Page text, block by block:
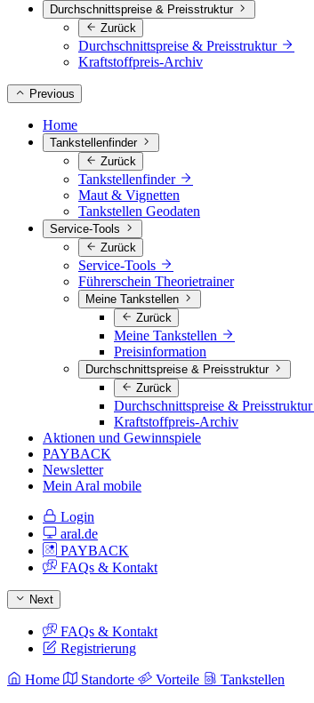
Durchschnittspreise & Preisstruktur
Zurück
Durchschnittspreise & Preisstruktur
Kraftstoffpreis-Archiv
Previous
Home
Tankstellenfinder
Zurück
Tankstellenfinder
Maut & Vignetten
Tankstellen Geodaten
Service-Tools
Zurück
Service-Tools
Führerschein Theorietrainer
Meine Tankstellen
Zurück
Meine Tankstellen
Preisinformation
Durchschnittspreise & Preisstruktur
Zurück
Durchschnittspreise & Preisstruktur
Kraftstoffpreis-Archiv
Aktionen und Gewinnspiele
PAYBACK
Newsletter
Mein Aral mobile
Login
aral.de
PAYBACK
FAQs & Kontakt
Next
FAQs & Kontakt
Registrierung
Home Standorte Vorteile Tankstellen